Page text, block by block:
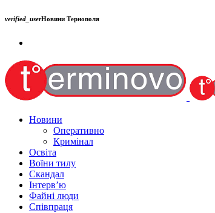
verified_userНовини Тернополя
Новини
Оперативно
Кримінал
Освіта
Воїни тилу
Скандал
Інтерв’ю
Файні люди
Співпраця